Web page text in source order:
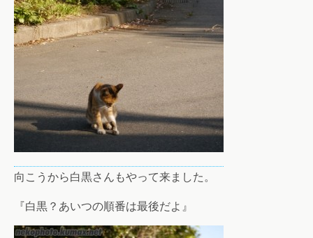
向こうから白黒さんもやって来ました。
『白黒？あいつの順番は最後だよ』